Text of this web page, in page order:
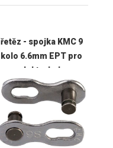
řetěz - spojka KMC 9
kolo 6.6mm EPT pro
elektrokola